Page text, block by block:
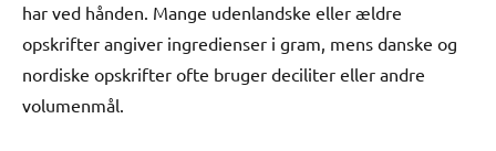
har ved hånden. Mange udenlandske eller ældre
opskrifter angiver ingredienser i gram, mens danske og
nordiske opskrifter ofte bruger deciliter eller andre
volumenmål.